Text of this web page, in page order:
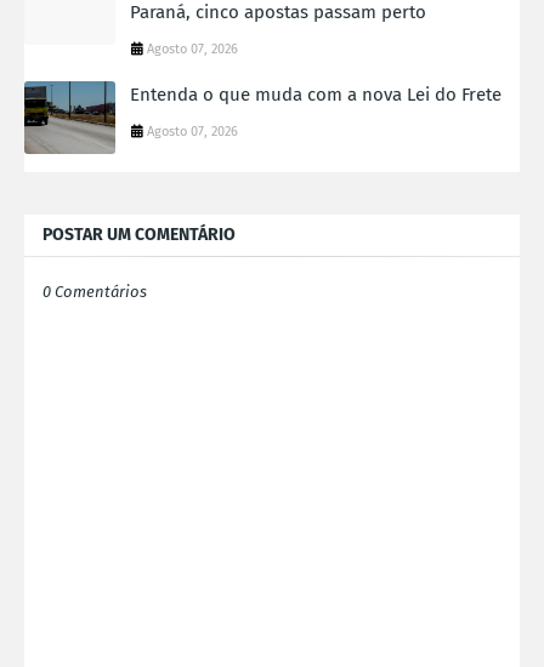
Paraná, cinco apostas passam perto
Agosto 07, 2026
Entenda o que muda com a nova Lei do Frete
Agosto 07, 2026
POSTAR UM COMENTÁRIO
0 Comentários